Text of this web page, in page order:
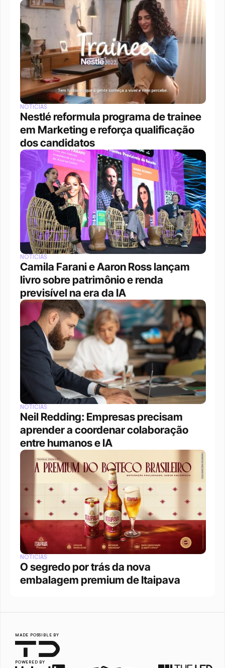
NOTÍCIAS
Nestlé reformula programa de trainee
em Marketing e reforça qualificação
dos candidatos
NOTÍCIAS
Camila Farani e Aaron Ross lançam
livro sobre patrimônio e renda
previsível na era da IA
NOTÍCIAS
Neil Redding: Empresas precisam
aprender a coordenar colaboração
entre humanos e IA
NOTÍCIAS
O segredo por trás da nova
embalagem premium de Itaipava
MADE POSSIBLE BY
POWERED BY